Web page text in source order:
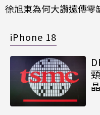
徐旭東為何大讚遠傳
iPhone 18